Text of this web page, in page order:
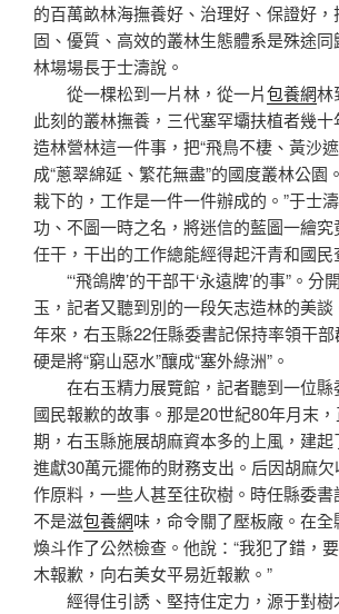
的百萬畝林海撫養好、治理好、保證好
固、優質、高效的叢林生態體系是殊途同
林場場長于士濤說。
從一棵松到一片林，從一片包養網林
此刻的叢林撫養，三代塞罕壩扶植者幾
造林營林這一件事，把“飛鳥不棲、黃沙
成“蔥翠綿延、繁花無盡”的國度叢林公園
栽下的，工作是一件一件辦成的。”于士
功、不圖一時之名，將迷信的藍圖一繪
任干，干出的工作總能經得起汗青和國民
“‘飛鴿牌’的干部干‘永遠牌’的事”。分
玉，記者又聽到別的一段矢志造林的美
年來，右玉縣22任縣委書記保持率領干部
硬是將“窮山惡水”釀成“塞外綠洲”。
在右玉精力展覽館，記者聽到一位縣
國民報歉的故事。那是20世紀80年月末
期，右玉縣施展胡麻資本多的上風，建
進獻30萬元擺佈的財務支出。后因胡麻
作原料，一些人甚至往砍樹。時任縣委
不是滋包養網味，命令關了壓板廠。在
煥斗作了公然檢查。他說：“我犯了錯，
木報歉，向右美女平易近報歉。”
經得住引誘、堅持住定力，源于對樹